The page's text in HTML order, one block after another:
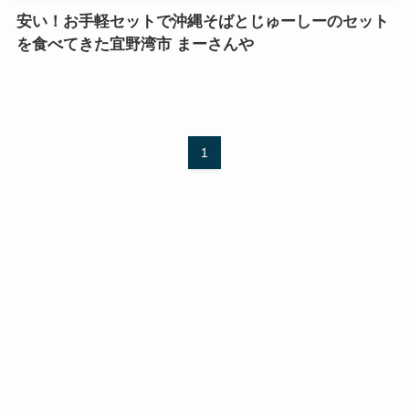
安い！お手軽セットで沖縄そばとじゅーしーのセット
を食べてきた宜野湾市 まーさんや
1